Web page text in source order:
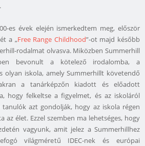
es évek elején ismerkedtem meg, először
a „Free Range Childhood”-ot majd később
rodalmat olvasva. Miközben Summerhill
bevonult a kötelező irodalomba, a
olyan iskola, amely Summerhillt követendő
a tanárképzőn kiadott és előadott
hogy felkeltse a figyelmet, és az iskoláról
azt gondolják, hogy az iskola régen
az élet. Ezzel szemben ma lehetséges, hogy
vagyunk, amit jelez a Summerhillhez
világméretű IDEC-nek és európai